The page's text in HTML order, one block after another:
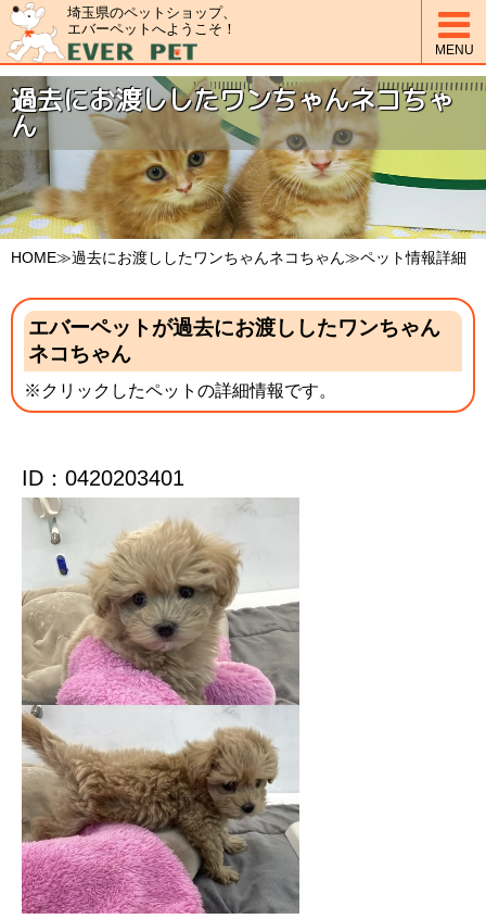
埼玉県のペットショップ、
エバーペットへようこそ！

MENU
過去にお渡ししたワンちゃんネコちゃ
ん
HOME≫過去にお渡ししたワンちゃんネコちゃん≫ペット情報詳細
エバーペットが過去にお渡ししたワンちゃん
ネコちゃん
※クリックしたペットの詳細情報です。
ID：0420203401